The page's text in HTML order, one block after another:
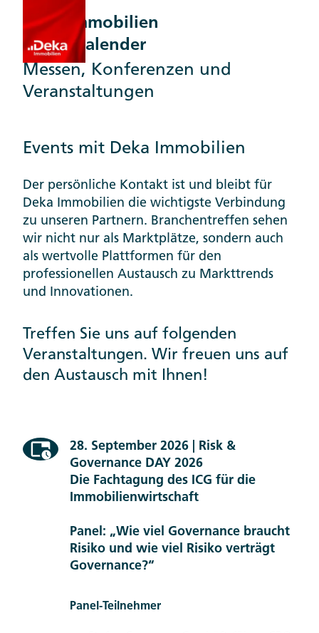
Deka Immobilien
Terminkalender
Messen, Konferenzen und
Veranstaltungen
Events mit Deka Immobilien
Der persönliche Kontakt ist und bleibt für
Deka Immobilien die wichtigste Verbindung
zu unseren Partnern. Branchentreffen sehen
wir nicht nur als Marktplätze, sondern auch
als wertvolle Plattformen für den
professionellen Austausch zu Markttrends
und Innovationen.
Treffen Sie uns auf folgenden
Veranstaltungen. Wir freuen uns auf
den Austausch mit Ihnen!
28. September 2026 | Risk &
Governance DAY 2026
Die Fachtagung des ICG für die
Immo­bilien­wirtschaft
Panel: „Wie viel Governance braucht
Risiko und wie viel Risiko verträgt
Governance?“
Panel-Teilnehmer